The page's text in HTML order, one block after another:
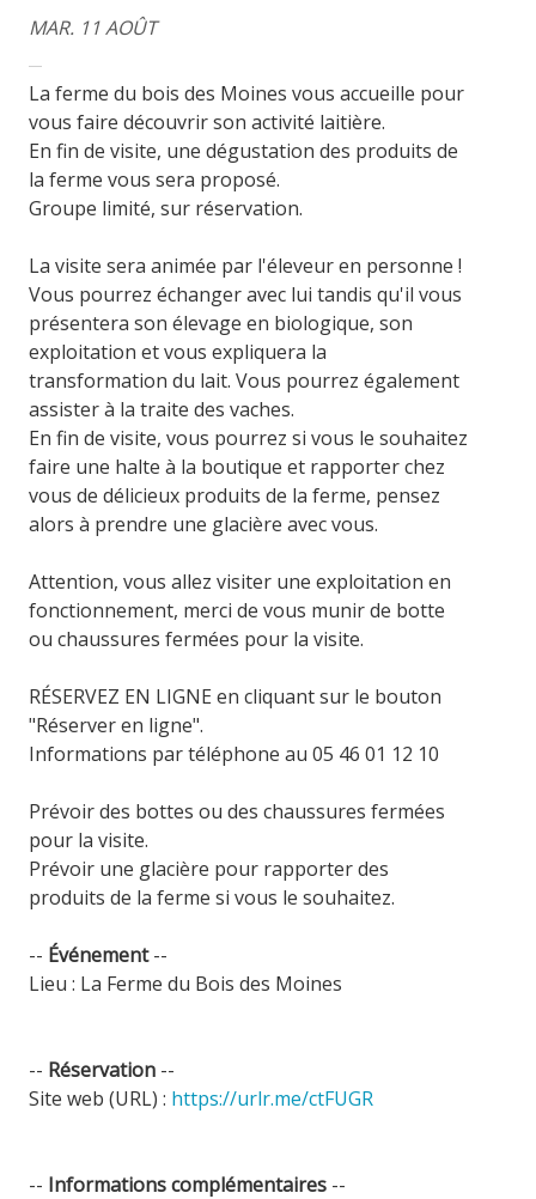
MAR. 11 AOÛT
La ferme du bois des Moines vous accueille pour
vous faire découvrir son activité laitière.
En fin de visite, une dégustation des produits de
la ferme vous sera proposé.
Groupe limité, sur réservation.
La visite sera animée par l'éleveur en personne !
Vous pourrez échanger avec lui tandis qu'il vous
présentera son élevage en biologique, son
exploitation et vous expliquera la
transformation du lait. Vous pourrez également
assister à la traite des vaches.
En fin de visite, vous pourrez si vous le souhaitez
faire une halte à la boutique et rapporter chez
vous de délicieux produits de la ferme, pensez
alors à prendre une glacière avec vous.
Attention, vous allez visiter une exploitation en
fonctionnement, merci de vous munir de botte
ou chaussures fermées pour la visite.
RÉSERVEZ EN LIGNE en cliquant sur le bouton
"Réserver en ligne".
Informations par téléphone au 05 46 01 12 10
Prévoir des bottes ou des chaussures fermées
pour la visite.
Prévoir une glacière pour rapporter des
produits de la ferme si vous le souhaitez.
-- Événement--
Lieu : La Ferme du Bois des Moines
-- Réservation --
Site web (URL) : https://urlr.me/ctFUGR
-- Informations complémentaires --